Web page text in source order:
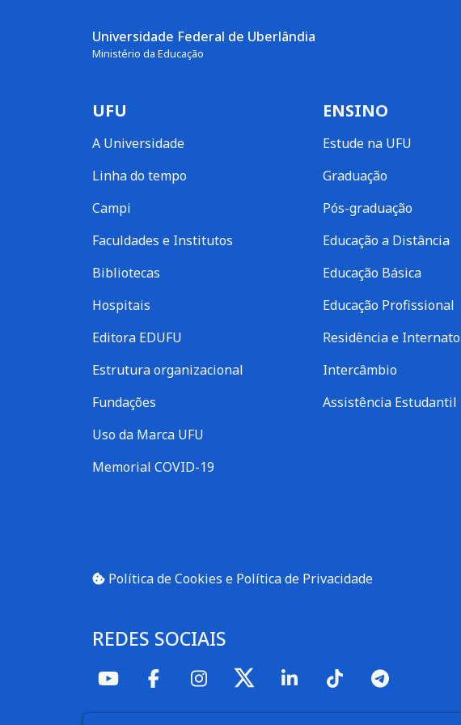
Universidade Federal de Uberlândia
Ministério da Educação
UFU
A Universidade
Linha do tempo
Campi
Faculdades e Institutos
Bibliotecas
Hospitais
Editora EDUFU
Estrutura organizacional
Fundações
Uso da Marca UFU
Memorial COVID-19
ENSINO
Estude na UFU
Graduação
Pós-graduação
Educação a Distância
Educação Básica
Educação Profissional
Residência e Internato
Intercâmbio
Assistência Estudantil
Política de Cookies e Política de Privacidade
REDES SOCIAIS